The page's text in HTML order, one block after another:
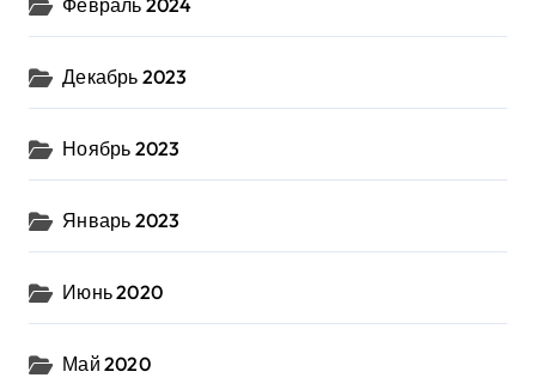
Февраль 2024
Декабрь 2023
Ноябрь 2023
Январь 2023
Июнь 2020
Май 2020